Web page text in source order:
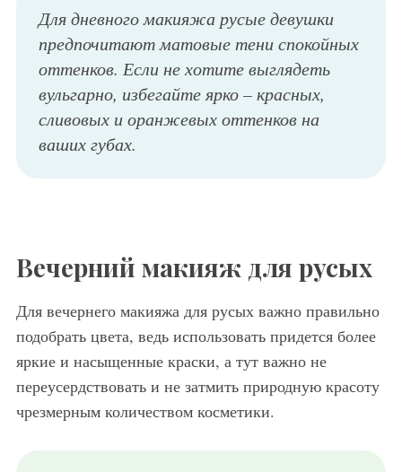
Для дневного макияжа русые девушки
предпочитают матовые тени спокойных
оттенков. Если не хотите выглядеть
вульгарно, избегайте ярко – красных,
сливовых и оранжевых оттенков на
ваших губах.
Вечерний макияж для русых
Для вечернего макияжа для русых важно правильно
подобрать цвета, ведь использовать придется более
яркие и насыщенные краски, а тут важно не
переусердствовать и не затмить природную красоту
чрезмерным количеством косметики.